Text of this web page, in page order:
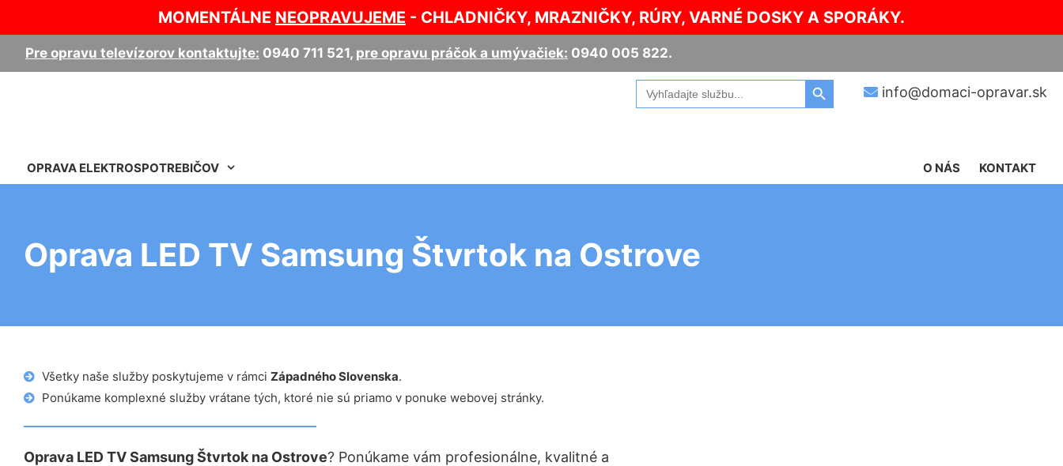
MOMENTÁLNE NEOPRAVUJEME - CHLADNIČKY, MRAZNIČKY, RÚRY, VARNÉ DOSKY A SPORÁKY.
Pre opravu televízorov kontaktujte: 0940 711 521, pre opravu práčok a umývačiek: 0940 005 822.
info@domaci-opravar.sk
Search
for:
Search Button
OPRAVA ELEKTROSPOTREBIČOV KONTAKT
O NÁS
Oprava LED TV Samsung Štvrtok na Ostrove
Všetky naše služby poskytujeme v rámci Západného Slovenska.
Ponúkame komplexné služby vrátane tých, ktoré nie sú priamo v ponuke webovej stránky.
Oprava LED TV Samsung Štvrtok na Ostrove? Ponúkame vám profesionálne, kvalitné a